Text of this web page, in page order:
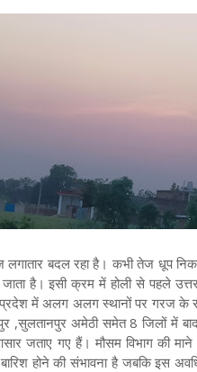
लगातार बदल रहा है। कभी तेज धूप
है। इसी क्रम में होली से पहले
प्रदेश में अलग अलग स्थानों पर गरज के
,सुलतानपुर अमेठी समेत 8 जिलों
जताए गए हैं। मौसम विभाग की
होने की संभावना है जबकि इस